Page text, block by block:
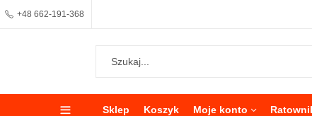
+48 662-191-368
Sklep Koszyk Moje konto